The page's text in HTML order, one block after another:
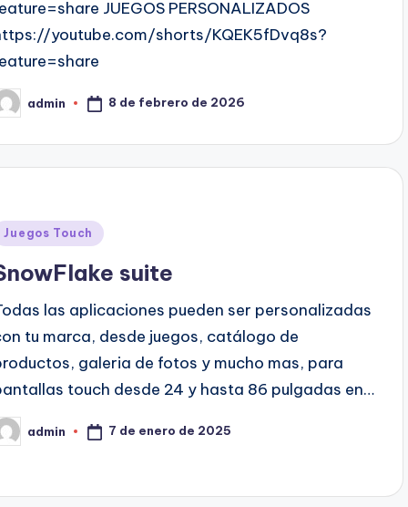
JUEGOS PERSONALIZADOS
youtube.com/shorts/KQEK5fDvq8s?
admin 8 de febrero de 2026
Juegos Touch
suite
las aplicaciones pueden ser personalizadas
tu marca, desde juegos, catálogo de
galeria de fotos y mucho mas, para
touch desde 24 y hasta 86 pulgadas en…
admin 7 de enero de 2025